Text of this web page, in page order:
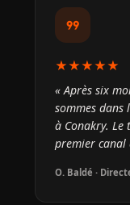
format_quote
★★★★★
« Après six
sommes dans
à Conakry.
premier canal
O. Baldé ·